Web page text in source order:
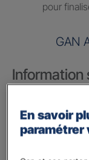
pour
GAN
Information
votre vie
votre vie
En savoir
paramétrer